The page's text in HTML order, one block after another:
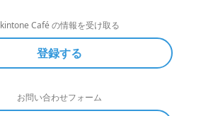
kintone Café の情報を受け取る
登録する
お問い合わせフォーム